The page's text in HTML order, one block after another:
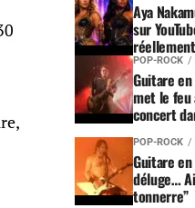
Aya
sur
POP-ROCK
Guitare
met le feu
concert
POP-ROCK
Guitare
déluge…
tonnerre”